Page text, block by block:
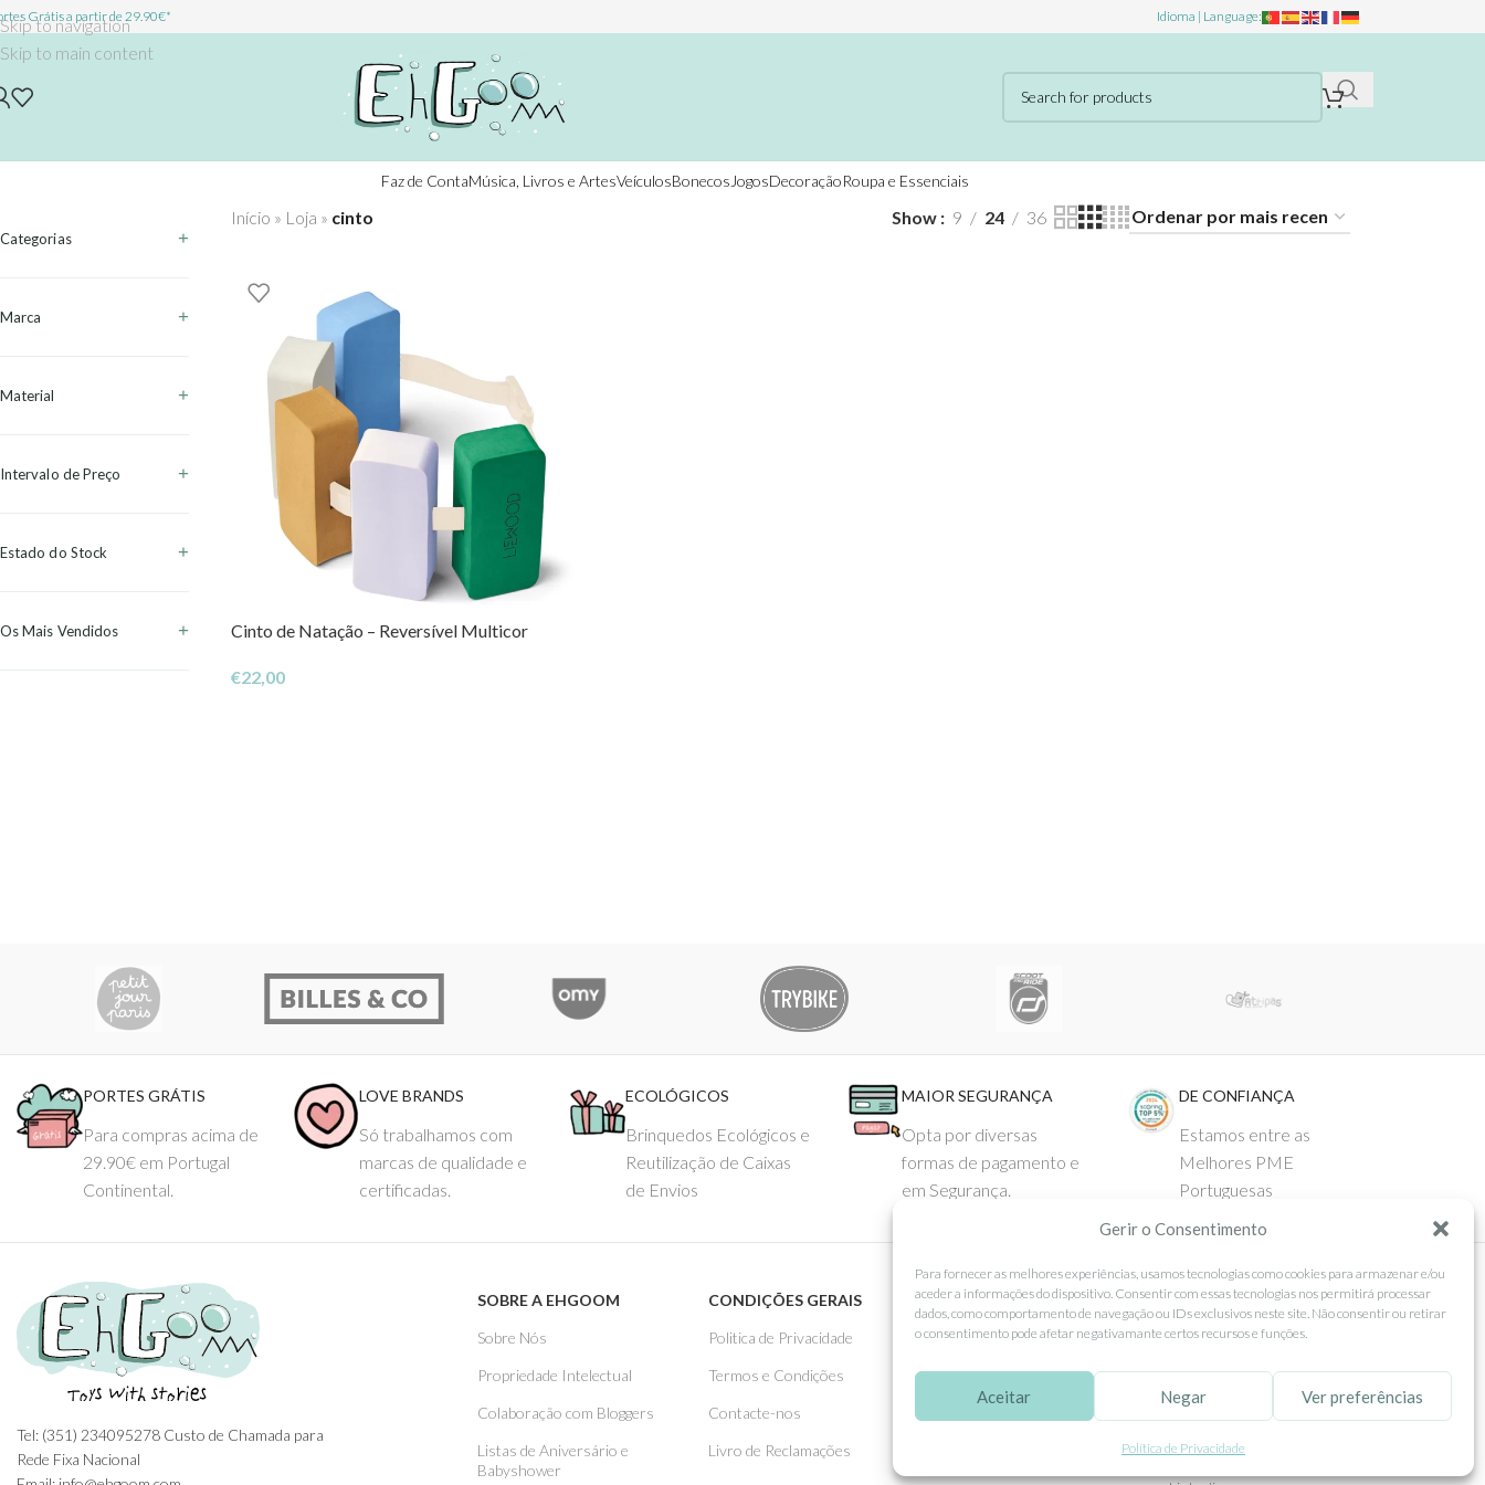
Gerir o Consentimento
Para fornecer as melhores experiências, usamos tecnologias como cookies para armazenar e/ou
aceder a informações do dispositivo. Consentir com essas tecnologias nos permitirá processar
dados, como comportamento de navegação ou IDs exclusivos neste site. Não consentir ou retirar
o consentimento pode afetar negativamante certos recursos e funções.
Aceitar Negar Ver preferências
Política de Privacidade
Skip to navigation
Skip to main content
Grátis a partir de 29.90€* Idioma | Language:
Faz de ContaMúsica, Livros e ArtesVeículosBonecos JogosDecoraçãoRoupa e Essenciais
Categorias
Marca
Material
Intervalo de Preço
Estado do Stock
Os Mais Vendidos
Início » Loja » cinto Show 9 24 36
Cinto de Natação – Reversível Multicor
€22,00
PORTES GRÁTIS
Para compras acima de
29.90€ em Portugal
Continental.
LOVE BRANDS
Só trabalhamos com
marcas de qualidade e
certificadas.
ECOLÓGICOS
Brinquedos Ecológicos e
Reutilização de Caixas
de Envios
MAIOR SEGURANÇA
Opta por diversas
formas de pagamento e
em Segurança.
DE CONFIANÇA
Estamos entre as
Melhores PME
Portuguesas
Tel: (351) 234095278 Custo de Chamada para
Rede Fixa Nacional
SOBRE A EHGOOM
Sobre Nós
Propriedade Intelectual
Colaboração com Bloggers
Listas de Aniversário e
Babyshower
CONDIÇÕES GERAIS
Politica de Privacidade
Termos e Condições
Contacte-nos
Livro de Reclamações
APOIO AO CLIENTE
Como Comprar
Pagamentos
SEGUE-NOS
Facebook
Instagram
Pinterest
X